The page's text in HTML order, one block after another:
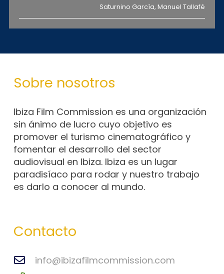
Saturnino García, Manuel Tallafé
Sobre nosotros
Ibiza Film Commission es una organización
sin ánimo de lucro cuyo objetivo es
promover el turismo cinematográfico y
fomentar el desarrollo del sector
audiovisual en Ibiza. Ibiza es un lugar
paradisíaco para rodar y nuestro trabajo
es darlo a conocer al mundo.
Contacto
info@ibizafilmcommission.com